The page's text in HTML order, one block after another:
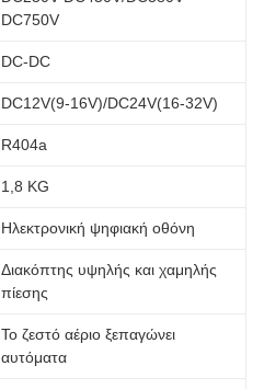
DC750V
DC-DC
DC12V(9-16V)/DC24V(16-32V)
R404a
1,8 KG
Ηλεκτρονική ψηφιακή οθόνη
Διακόπτης υψηλής και χαμηλής
πίεσης
Το ζεστό αέριο ξεπαγώνει
αυτόματα